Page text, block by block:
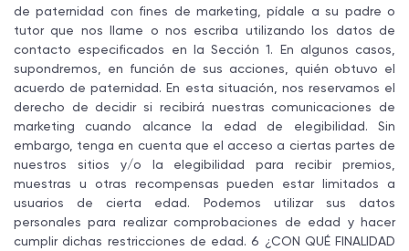
de paternidad con fines de marketing, pídale a su padre o
tutor que nos llame o nos escriba utilizando los datos de
contacto especificados en la Sección 1. En algunos casos,
supondremos, en función de sus acciones, quién obtuvo el
acuerdo de paternidad. En esta situación, nos reservamos el
derecho de decidir si recibirá nuestras comunicaciones de
marketing cuando alcance la edad de elegibilidad. Sin
embargo, tenga en cuenta que el acceso a ciertas partes de
nuestros sitios y/o la elegibilidad para recibir premios,
muestras u otras recompensas pueden estar limitados a
usuarios de cierta edad. Podemos utilizar sus datos
personales para realizar comprobaciones de edad y hacer
cumplir dichas restricciones de edad. 6 ¿CON QUÉ FINALIDAD